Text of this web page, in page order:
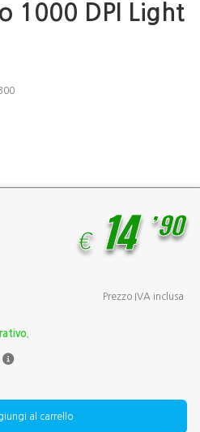
1000 DPI Light
14
€
,
90
Prezzo IVA inclusa
al carrello